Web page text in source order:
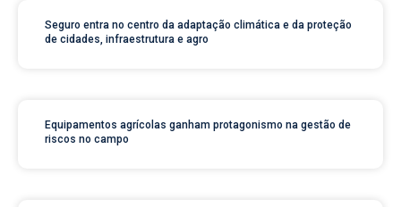
Seguro entra no centro da adaptação climática e da proteção
de cidades, infraestrutura e agro
Equipamentos agrícolas ganham protagonismo na gestão de
riscos no campo